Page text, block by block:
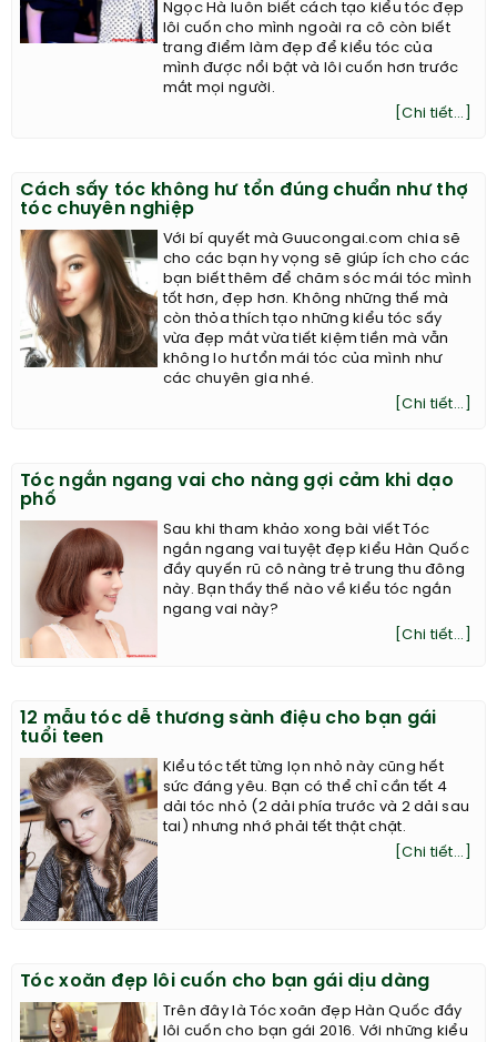
Ngọc Hà luôn biết cách tạo kiểu tóc đẹp
lôi cuốn cho mình ngoài ra cô còn biết
trang điểm làm đẹp để kiểu tóc của
mình được nổi bật và lôi cuốn hơn trước
mắt mọi người.
[Chi tiết...]
Cách sấy tóc không hư tổn đúng chuẩn như thợ
tóc chuyên nghiệp
Với bí quyết mà Guucongai.com chia sẽ
cho các bạn hy vọng sẽ giúp ích cho các
bạn biết thêm để chăm sóc mái tóc mình
tốt hơn, đẹp hơn. Không những thế mà
còn thỏa thích tạo những kiểu tóc sấy
vừa đẹp mắt vừa tiết kiệm tiền mà vẫn
không lo hư tổn mái tóc của mình như
các chuyên gia nhé.
[Chi tiết...]
Tóc ngắn ngang vai cho nàng gợi cảm khi dạo
phố
Sau khi tham khảo xong bài viết Tóc
ngắn ngang vai tuyệt đẹp kiểu Hàn Quốc
đầy quyến rũ cô nàng trẻ trung thu đông
này. Bạn thấy thế nào về kiểu tóc ngắn
ngang vai này?
[Chi tiết...]
12 mẫu tóc dễ thương sành điệu cho bạn gái
tuổi teen
Kiểu tóc tết từng lọn nhỏ này cũng hết
sức đáng yêu. Bạn có thể chỉ cần tết 4
dải tóc nhỏ (2 dải phía trước và 2 dải sau
tai) nhưng nhớ phải tết thật chặt.
[Chi tiết...]
Tóc xoăn đẹp lôi cuốn cho bạn gái dịu dàng
Trên đây là Tóc xoăn đẹp Hàn Quốc đầy
lôi cuốn cho bạn gái 2016. Với những kiểu